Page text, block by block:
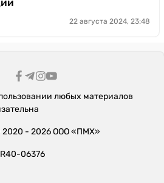
22 августа 2024, 23:48
любых материалов
- 2026 ООО «ПМХ»
06376